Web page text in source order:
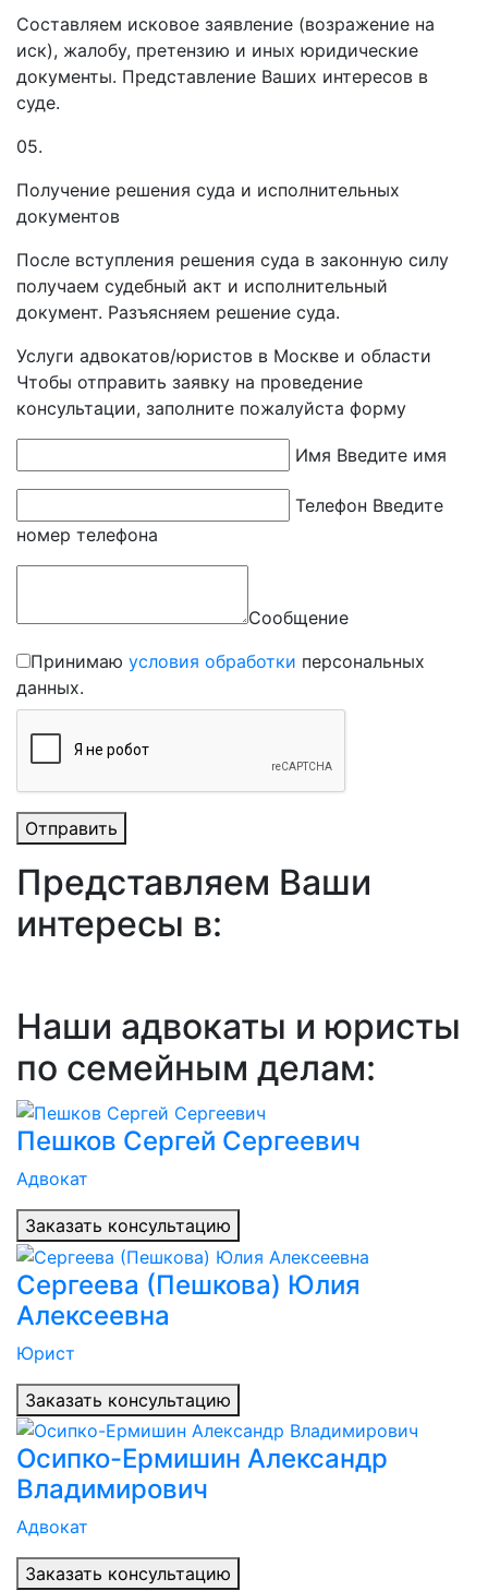
Составляем исковое заявление (возражение на
иск), жалобу, претензию и иных юридические
документы. Представление Ваших интересов в
суде.
05.
Получение решения суда и исполнительных
документов
После вступления решения суда в законную силу
получаем судебный акт и исполнительный
документ. Разъясняем решение суда.
Услуги адвокатов/юристов в Москве и области
Чтобы отправить заявку на проведение
консультации, заполните пожалуйста форму
Имя Введите имя
Телефон Введите
номер телефона
Сообщение
Принимаю условия обработки персональных
данных.
Отправить
Представляем Ваши
интересы в:
Наши адвокаты и юристы
по семейным делам:
Пешков Сергей Сергеевич
Адвокат
Заказать консультацию
Сергеева (Пешкова) Юлия
Алексеевна
Юрист
Заказать консультацию
Осипко-Ермишин Александр
Владимирович
Адвокат
Заказать консультацию